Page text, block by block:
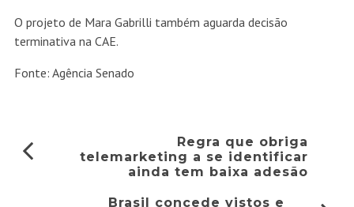
O projeto de Mara Gabrilli também aguarda decisão
terminativa na CAE.
Fonte: Agência Senado
Regra que obriga
telemarketing a se identificar
ainda tem baixa adesão
Brasil concede vistos e